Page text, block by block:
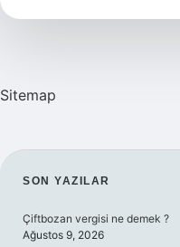
Kaç
Sitemap
SIDEBAR
SON YAZILAR
Çiftbozan vergisi ne demek ?
Ağustos 9, 2026